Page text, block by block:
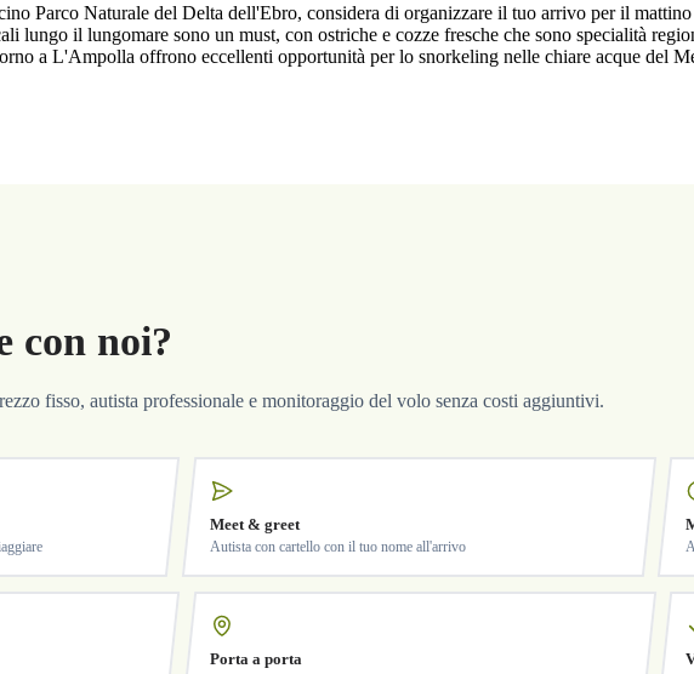
Parco Naturale del Delta dell'Ebro, considera di organizzare il tuo arrivo per il
lungo il lungomare sono un must, con ostriche e cozze fresche che sono specialità
a L'Ampolla offrono eccellenti opportunità per lo snorkeling nelle chiare acque del
con noi?
fisso, autista professionale e monitoraggio del volo senza costi aggiuntivi.
Meet & greet
Autista con cartello con il tuo nome all'arrivo
Porta a porta